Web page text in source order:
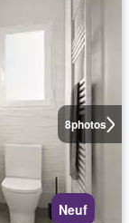
8photos
Neuf